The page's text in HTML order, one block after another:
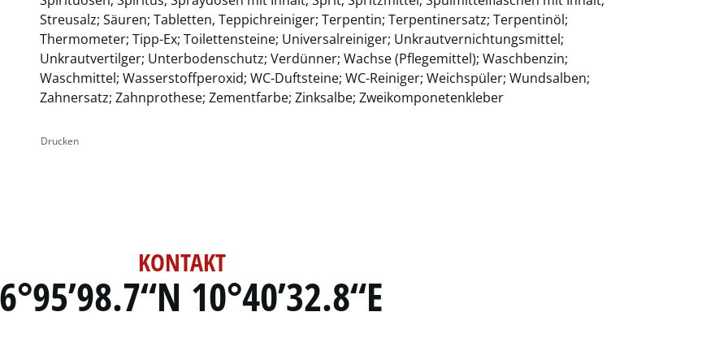
Streusalz; Säuren; Tabletten, Teppichreiniger; Terpentin; Terpentinersatz; Terpentinöl;
Thermometer; Tipp-Ex; Toilettensteine; Universalreiniger; Unkrautvernichtungsmittel;
Unkrautvertilger; Unterbodenschutz; Verdünner; Wachse (Pflegemittel); Waschbenzin;
Waschmittel; Wasserstoffperoxid; WC-Duftsteine; WC-Reiniger; Weichspüler; Wundsalben;
Zahnersatz; Zahnprothese; Zementfarbe; Zinksalbe; Zweikomponetenkleber
Drucken
10°40’32.8“E
KONTAKT